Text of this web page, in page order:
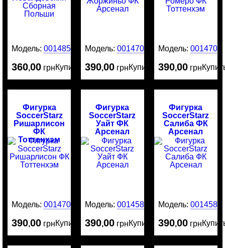
Модель:0014859
360,00 грнКупить
Модель:0014709
390,00 грнКупить
Модель: 0014707
390,00 грн
Фигурка
SoccerStarz
Ришарлисон
ФК
Тоттенхэм
Модель:0014706
390,00 грнКупить
Фигурка
SoccerStarz
Уайт ФК
Арсенал
Модель:0014587
390,00 грнКупить
Фигурка
SoccerStarz
Салиба ФК
Арсенал
Модель: 0014586
390,00 грн